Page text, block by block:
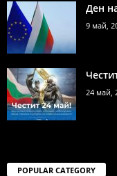
Ден
9 май,
24 май,
POPULAR CATEGORY